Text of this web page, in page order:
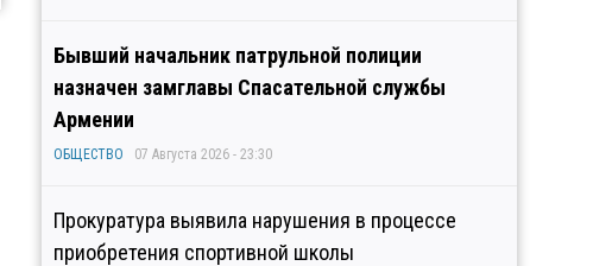
Бывший начальник патрульной полиции
назначен замглавы Спасательной службы
Армении
ОБЩЕСТВО 07 Августа 2026 - 23:30
Прокуратура выявила нарушения в процессе
приобретения спортивной школы